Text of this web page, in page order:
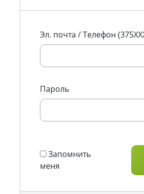
Эл. почта / Телефон
Пароль
Запомнить
меня